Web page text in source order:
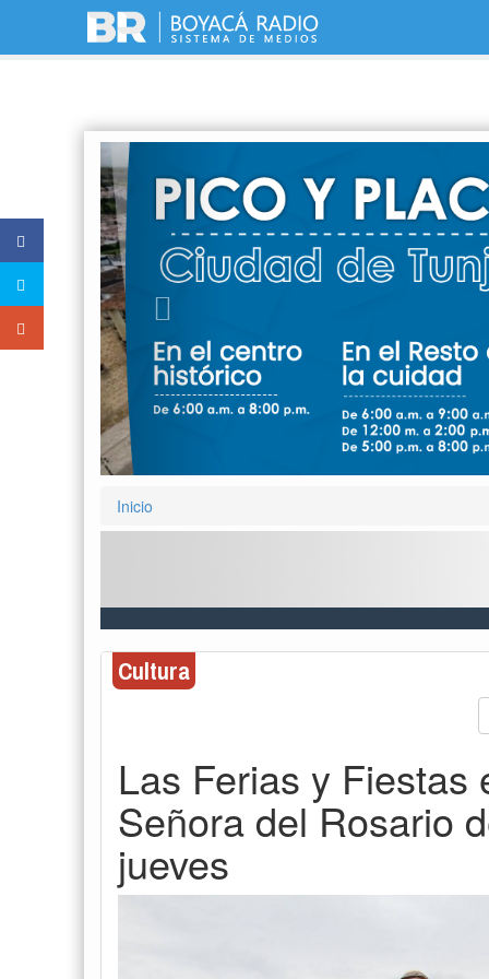
Inicio
Cultura
Las Ferias y Fiestas
Señora del Rosario
jueves